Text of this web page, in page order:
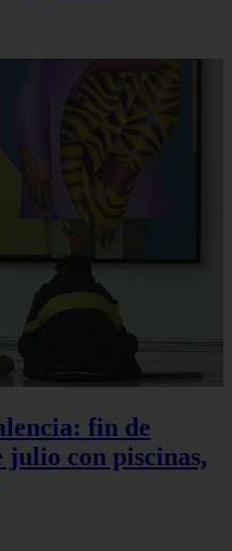
fin de
julio con piscinas,